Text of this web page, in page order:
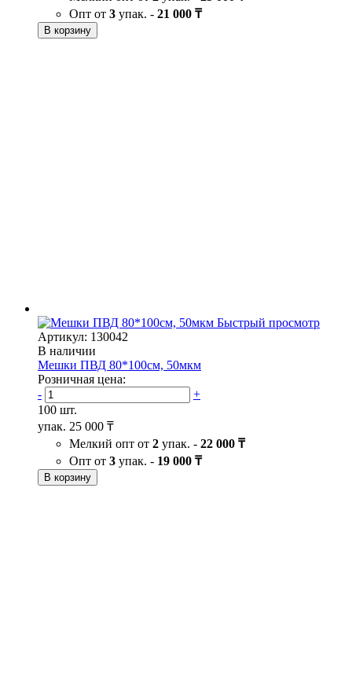
Опт от 3 упак. - 21 000 ₸
В корзину
Быстрый просмотр
Артикул: 130042
В наличии
Мешки ПВД 80*100см, 50мкм
Розничная цена:
-
+
100 шт.
упак. 25 000 ₸
Мелкий опт от 2 упак. - 22 000 ₸
Опт от 3 упак. - 19 000 ₸
В корзину